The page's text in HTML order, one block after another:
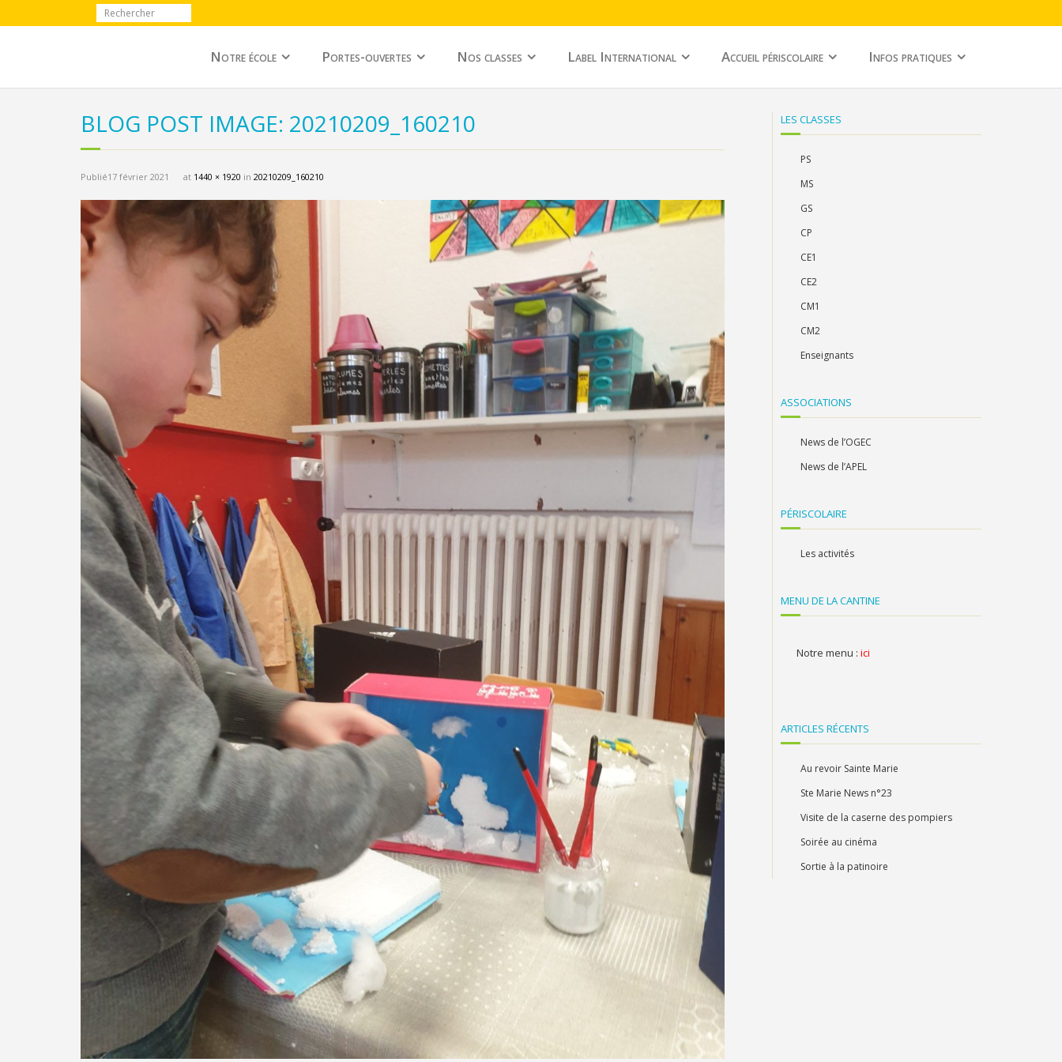
Notre école Portes-ouvertes Nos classes Label International Accueil périscolaire Infos pratiques
BLOG POST IMAGE: 20210209_160210
Publié17 février 2021 at 1440 × 1920 in 20210209_160210
LES CLASSES
PS
MS
GS
CP
CE1
CE2
CM1
CM2
Enseignants
ASSOCIATIONS
News de l’OGEC
News de l’APEL
PÉRISCOLAIRE
Les activités
MENU DE LA CANTINE
Notre menu : ici
ARTICLES RÉCENTS
Au revoir Sainte Marie
Ste Marie News n°23
Visite de la caserne des pompiers
Soirée au cinéma
Sortie à la patinoire